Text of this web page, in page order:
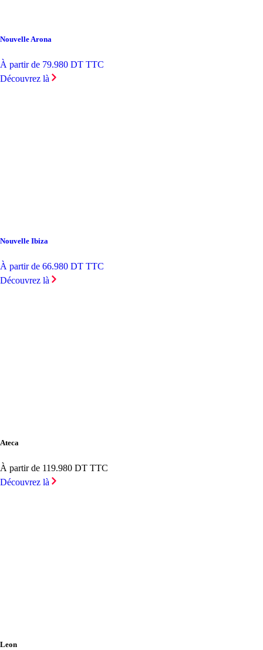
Nouvelle Arona
À partir de 79.980 DT TTC
Découvrez là
Nouvelle Ibiza
À partir de 66.980 DT TTC
Découvrez là
Ateca
À partir de 119.980 DT TTC
Découvrez là
Leon